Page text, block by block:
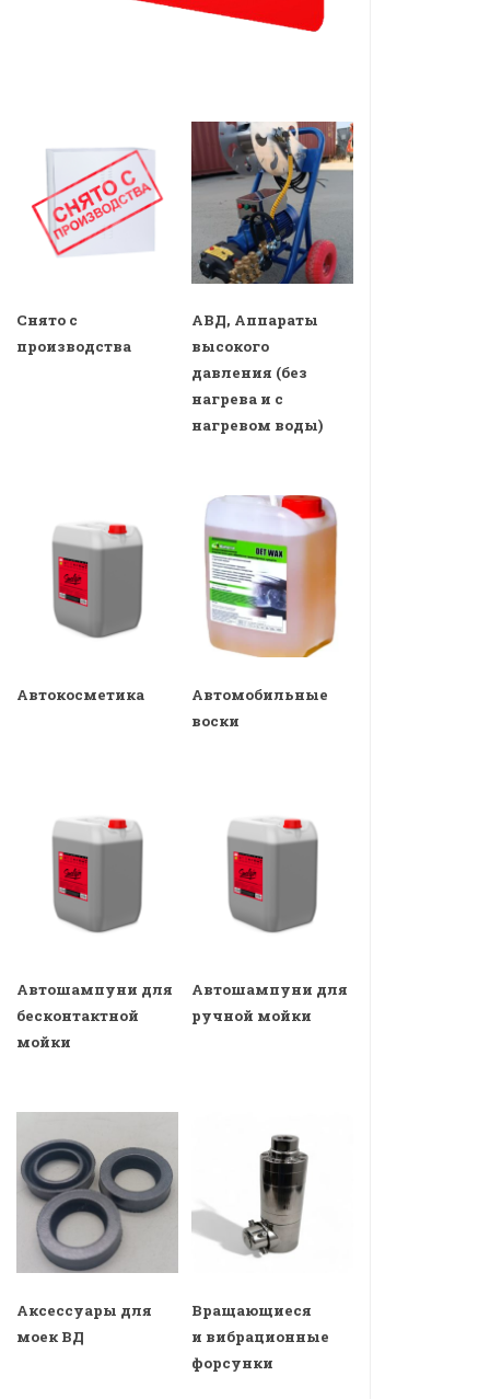
Снято с
производства
АВД, Аппараты
высокого
давления (без
нагрева и с
нагревом воды)
Автокосметика
Автомобильные
воски
Автошампуни для
бесконтактной
мойки
Автошампуни для
ручной мойки
Аксессуары для
моек ВД
Вращающиеся
и вибрационные
форсунки